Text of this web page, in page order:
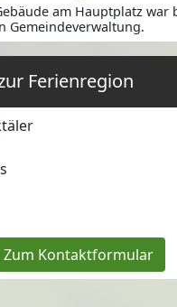
am Hauptplatz war
Gemeindeverwaltung.
Ferienregion
Zum Kontaktformular